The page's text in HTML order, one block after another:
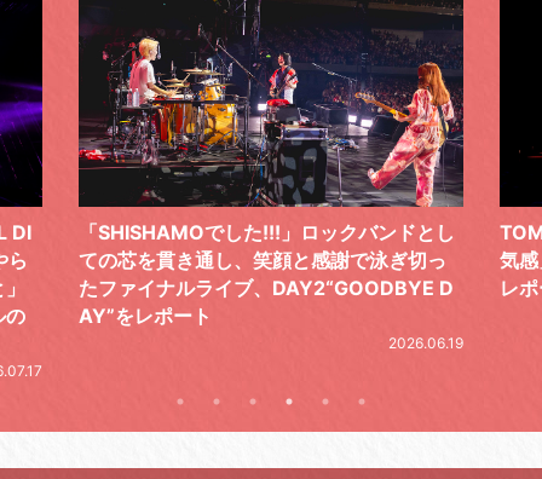
DI
ら
の
「SHISHAMOでした!!!」ロックバンドとし
ての芯を貫き通し、笑顔と感謝で泳ぎ切っ
たファイナルライブ、DAY2“GOODBYE D
AY”をレポート
2026.06.19
気
レ